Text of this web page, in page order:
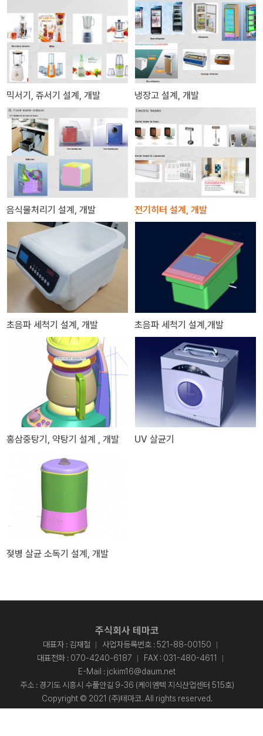
믹서기, 쥬서기 설계, 개발 냉장고 설계, 개발
음식물처리기 설계, 개발 전기히터 설계, 개발
초음파 세척기 설계, 개발 초음파 세척기 설계,개발
홍삼중탕기, 약탕기 설계 , 개발 UV 살균기
젖병 살균 소독기 설계, 개발
주식회사 테마코
대표자 : 김재철
사업자등록번호 : 521-88-00150
대표전화 : 070-4240-6187
FAX : 031-480-4611
E-Mail : jckim16@daum.net
주소 : 경기도 시흥시 수풀안길 9-36 (케이엠텍 지식산업센터 515호)
Copyright © 2021 (주)테마코. All rights reserved.